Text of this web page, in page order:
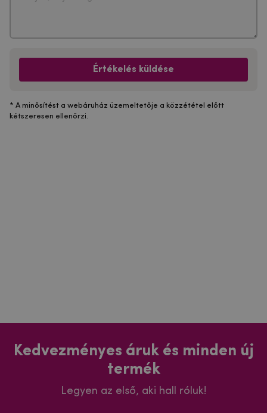
Értékelés küldése
* A minősítést a webáruház üzemeltetője a közzététel előtt
kétszeresen ellenőrzi.
Kedvezményes áruk és minden új
termék
Legyen az első, aki hall róluk!